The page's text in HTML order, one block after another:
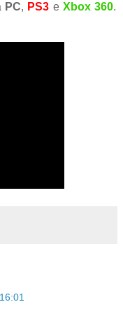
PC, PS3 e Xbox 360.